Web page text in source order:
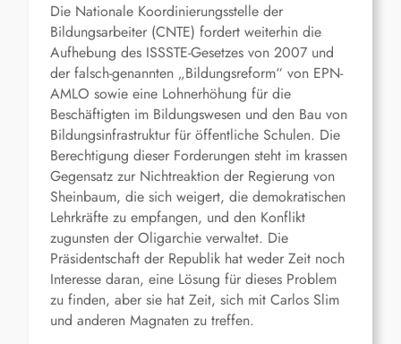
Die Nationale Koordinierungsstelle der
Bildungsarbeiter (CNTE) fordert weiterhin die
Aufhebung des ISSSTE-Gesetzes von 2007 und
der falsch-genannten „Bildungsreform“ von EPN-
AMLO sowie eine Lohnerhöhung für die
Beschäftigten im Bildungswesen und den Bau von
Bildungsinfrastruktur für öffentliche Schulen. Die
Berechtigung dieser Forderungen steht im krassen
Gegensatz zur Nichtreaktion der Regierung von
Sheinbaum, die sich weigert, die demokratischen
Lehrkräfte zu empfangen, und den Konflikt
zugunsten der Oligarchie verwaltet. Die
Präsidentschaft der Republik hat weder Zeit noch
Interesse daran, eine Lösung für dieses Problem
zu finden, aber sie hat Zeit, sich mit Carlos Slim
und anderen Magnaten zu treffen.